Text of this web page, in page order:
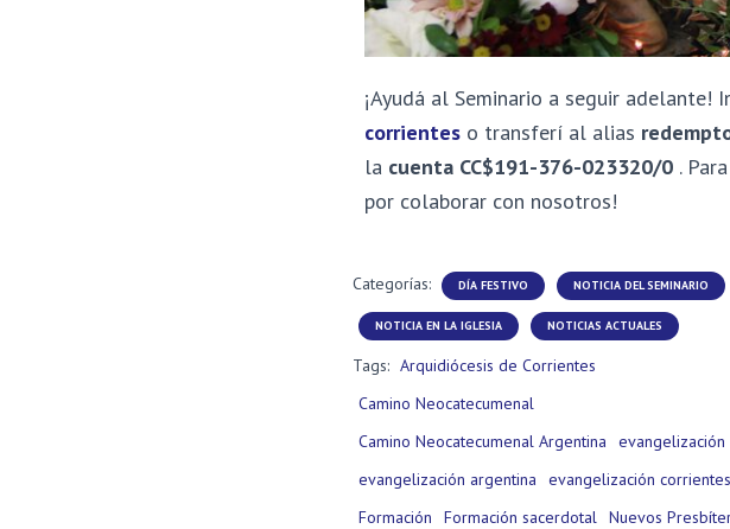
¡Ayudá al Seminario a seguir adelante!
corrientes o transferí al alias
la cuenta CC$191-376-023320/0 .
por colaborar con nosotros!
Categorías: DÍA FESTIVO NOTICIA DEL SEMINARIO
NOTICIA EN LA IGLESIA NOTICIAS ACTUALES
Tags: Arquidiócesis de Corrientes
Camino Neocatecumenal
Camino Neocatecumenal Argentina
evangelización
evangelización argentina
evangelización corrientes
Formación
Formación sacerdotal Nuevos